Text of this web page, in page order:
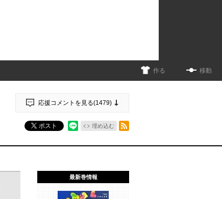
作る 移動
応援コメントを見る(1479)
ポスト 埋め込む
最新巻情報